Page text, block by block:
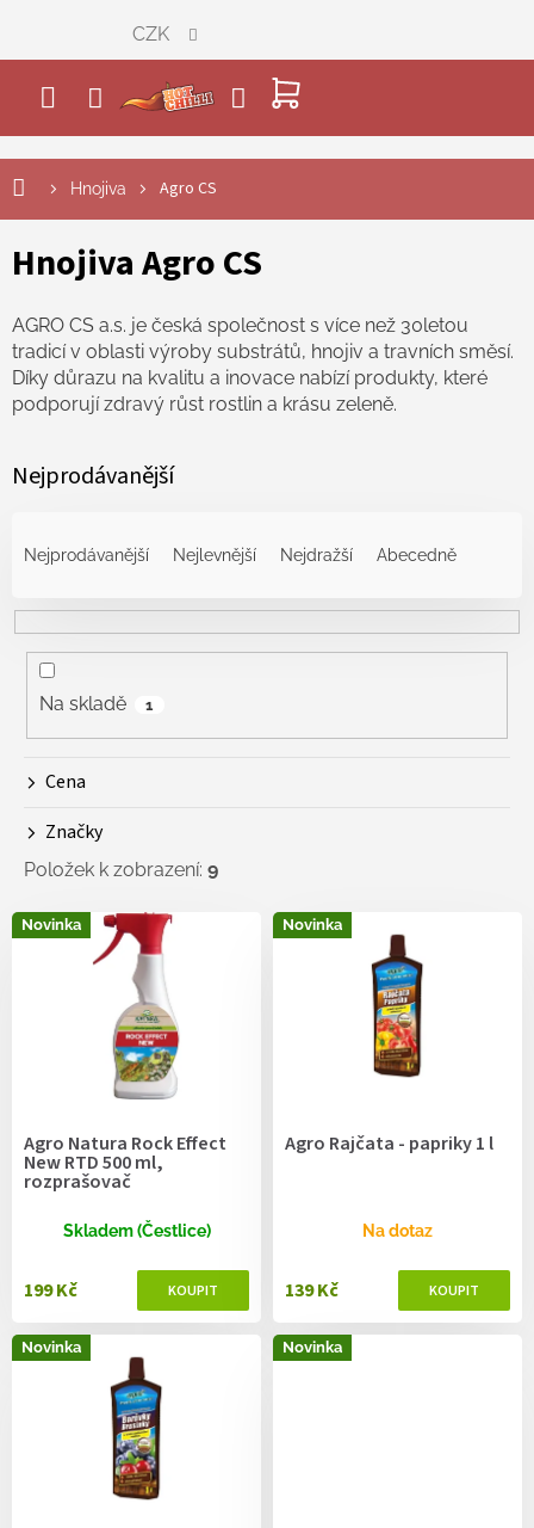
obsah
NÁKUPNÍ
KOŠÍK
CZK
Hnojiva Agro CS
Hnojiva Agro CS
AGRO CS a.s. je česká společnost s více než 30letou
tradicí v oblasti výroby substrátů, hnojiv a travních směsí.
Díky důrazu na kvalitu a inovace nabízí produkty, které
podporují zdravý růst rostlin a krásu zeleně.
Nejprodávanější
e
n
Nejprodávanější Nejlevnější Nejdražší Abecedně
Na skladě 1
Cena
Značky
Položek k zobrazení: 9
V
ý
Novinka
Agro Natura Rock Effect
New RTD 500 ml,
rozprašovač
Skladem (Čestlice)
199 Kč
Novinka
Agro Rajčata - papriky 1 l
Na dotaz
139 Kč
Novinka Novinka